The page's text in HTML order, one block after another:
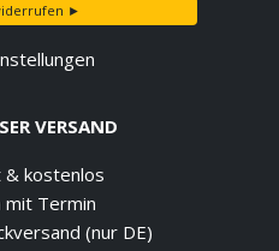
►
VERSAND
& kostenlos
mit Termin
(nur DE)